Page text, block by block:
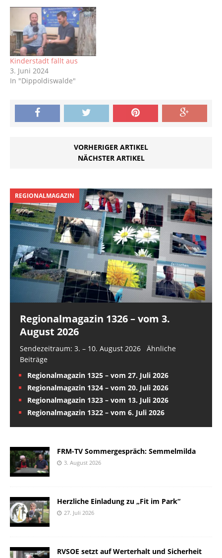
Kinderstadt fällt aus
3. Juni 2024
In "Dippoldiswalde"
VORHERIGER ARTIKEL
NÄCHSTER ARTIKEL
REGIONALMAGAZIN
Regionalmagazin 1326 – vom 3.
August 2026
Sendezeitraum: 3. – 10. August 2026 Ähnliche
Beiträge
Regionalmagazin 1325 – vom 27. Juli 2026
Regionalmagazin 1324 – vom 20. Juli 2026
Regionalmagazin 1323 – vom 13. Juli 2026
Regionalmagazin 1322 – vom 6. Juli 2026
FRM-TV Sommergespräch: Semmelmilda
3. August 2026
Herzliche Einladung zu „Fit im Park“
27. Juli 2026
RVSOE setzt auf Werterhalt und Sicherheit